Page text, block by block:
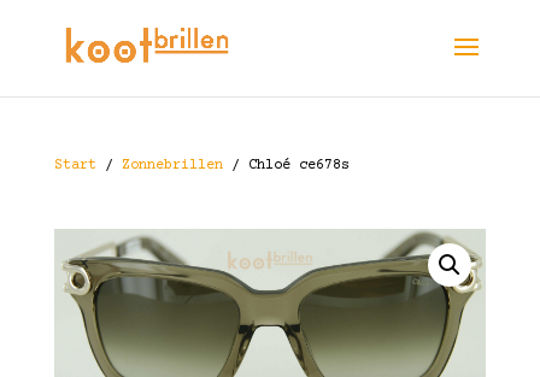
Start/ Zonnebrillen/ Chloé ce678s